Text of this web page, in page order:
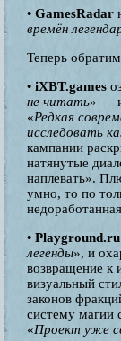
• GamesRadar
времён
Теперь
• iXBT.games
не читать» — и
«Редкая
исследовать
кампании
натянутые
наплевать».
умно, то по
• Playground.ru
легенды», и
возвращение к
визуальный
законов
систему магии
«Проект уже